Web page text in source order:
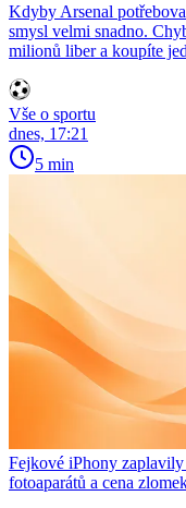
Kdyby Arsenal
smysl velmi snadno.
milionů liber a koupíte
Vše o sportu
dnes, 17:21
5 min
Fejkové iPhony
fotoaparátů a cena